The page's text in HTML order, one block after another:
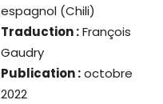
espagnol (Chili)
Traduction :François
Gaudry
Publication :octobre
2022